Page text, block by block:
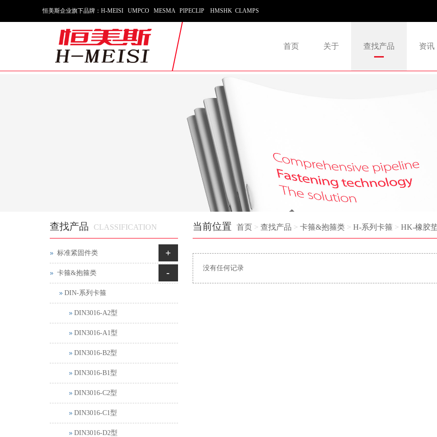
恒美斯企业旗下品牌：H-MEISI UMPCO MESMA PIPECLIP HMSHK CLAMPS
首页 关于 查找产品 资讯
当前位置 首页> 查找产品 > 卡箍&抱箍类> H-系列卡箍 > HK-橡胶
没有任何记录
查找产品 CLASSIFICATION
标准紧固件类 +
卡箍&抱箍类 -
DIN-系列卡箍
DIN3016-A2型
DIN3016-A1型
DIN3016-B2型
DIN3016-B1型
DIN3016-C2型
DIN3016-C1型
DIN3016-D2型